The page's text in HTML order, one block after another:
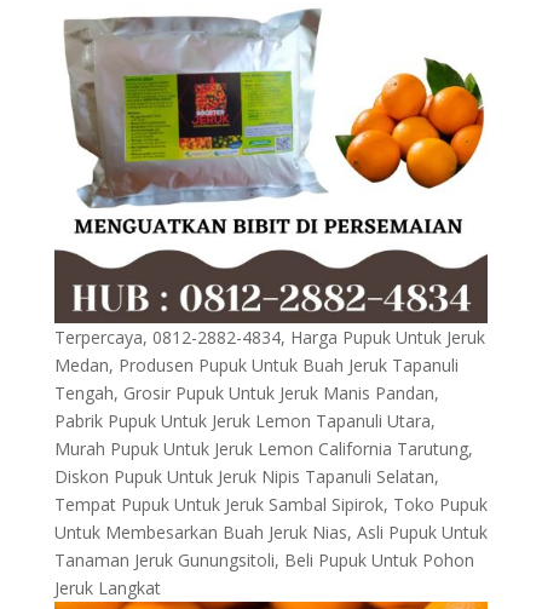
Terpercaya, 0812-2882-4834, Harga Pupuk Untuk Jeruk
Medan, Produsen Pupuk Untuk Buah Jeruk Tapanuli
Tengah, Grosir Pupuk Untuk Jeruk Manis Pandan,
Pabrik Pupuk Untuk Jeruk Lemon Tapanuli Utara,
Murah Pupuk Untuk Jeruk Lemon California Tarutung,
Diskon Pupuk Untuk Jeruk Nipis Tapanuli Selatan,
Tempat Pupuk Untuk Jeruk Sambal Sipirok, Toko Pupuk
Untuk Membesarkan Buah Jeruk Nias, Asli Pupuk Untuk
Tanaman Jeruk Gunungsitoli, Beli Pupuk Untuk Pohon
Jeruk Langkat